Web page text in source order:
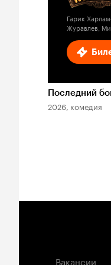
Гарик
Журавлев,
Последний
2026, комедия
Вакансии